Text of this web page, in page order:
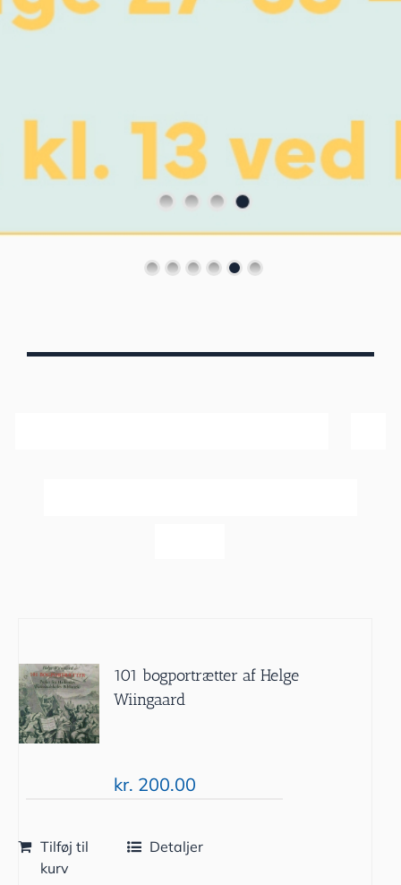
101 bogportrætter af Helge
Wiingaard
kr. 200.00
Tilføj til
kurv
Detaljer